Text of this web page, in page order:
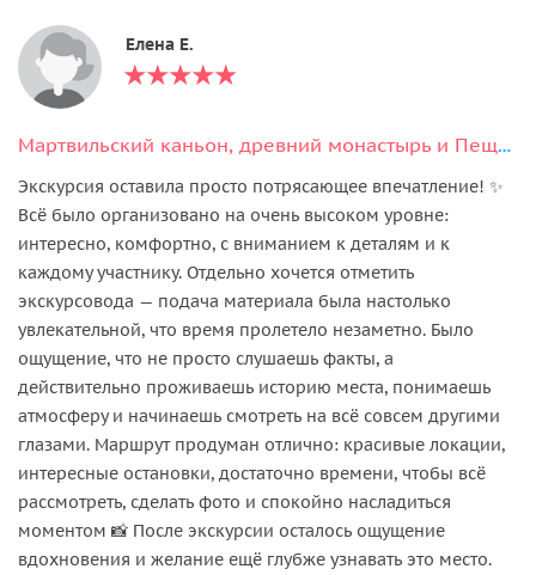
Елена Е.
Мартвильский каньон, древний монастырь и Пещера Прометея.
Экскурсия оставила просто потрясающее впечатление! ✨
Всё было организовано на очень высоком уровне:
интересно, комфортно, с вниманием к деталям и к
каждому участнику. Отдельно хочется отметить
экскурсовода — подача материала была настолько
увлекательной, что время пролетело незаметно. Было
ощущение, что не просто слушаешь факты, а
действительно проживаешь историю места, понимаешь
атмосферу и начинаешь смотреть на всё совсем другими
глазами. Маршрут продуман отлично: красивые локации,
интересные остановки, достаточно времени, чтобы всё
рассмотреть, сделать фото и спокойно насладиться
моментом 📸 После экскурсии осталось ощущение
вдохновения и желание ещё глубже узнавать это место.